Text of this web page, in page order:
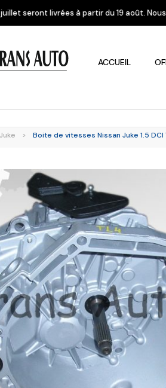
du 19 août. Nous vous remercions de
ACCUEIL
Citroen Dacia
Suzuki Toyota
Juke > Boite de vitesses Nissan Juke 1.5